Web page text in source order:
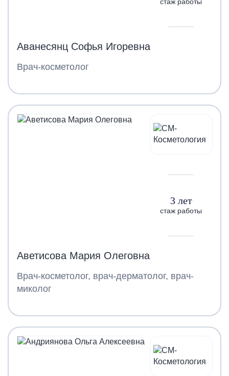
Аванесянц Софья Игоревна
Врач-косметолог
3 лет
стаж работы
Аветисова Мария Олеговна
Врач-косметолог, врач-дерматолог, врач-
миколог